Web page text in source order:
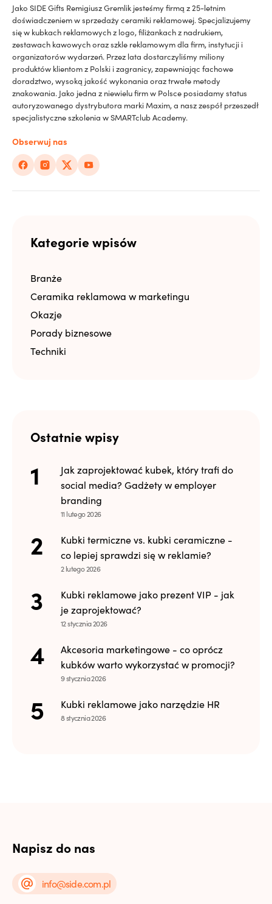
Jako SIDE Gifts Remigiusz Gremlik jesteśmy firmą z 25-letnim
doświadczeniem w sprzedaży ceramiki reklamowej. Specjalizujemy
się w kubkach reklamowych z logo, filiżankach z nadrukiem,
zestawach kawowych oraz szkle reklamowym dla firm, instytucji i
organizatorów wydarzeń. Przez lata dostarczyliśmy miliony
produktów klientom z Polski i zagranicy, zapewniając fachowe
doradztwo, wysoką jakość wykonania oraz trwałe metody
znakowania. Jako jedna z niewielu firm w Polsce posiadamy status
autoryzowanego dystrybutora marki Maxim, a nasz zespół przeszedł
specjalistyczne szkolenia w SMARTclub Academy.
Obserwuj nas
Kategorie wpisów
Branże
Ceramika reklamowa w marketingu
Okazje
Porady biznesowe
Techniki
Ostatnie wpisy
Jak zaprojektować kubek, który trafi do
social media? Gadżety w employer
branding
11 lutego 2026
Kubki termiczne vs. kubki ceramiczne -
co lepiej sprawdzi się w reklamie?
2 lutego 2026
Kubki reklamowe jako prezent VIP - jak
je zaprojektować?
12 stycznia 2026
Akcesoria marketingowe - co oprócz
kubków warto wykorzystać w promocji?
9 stycznia 2026
Kubki reklamowe jako narzędzie HR
8 stycznia 2026
Napisz do nas
info@side.com.pl